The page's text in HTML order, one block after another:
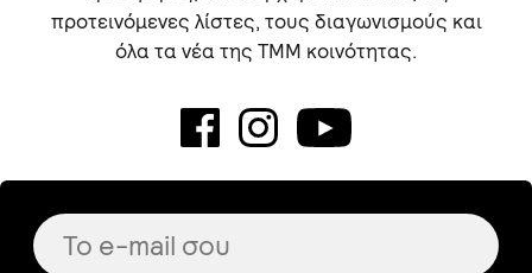
προτεινόμενες λίστες, τους διαγωνισμούς και
όλα τα νέα της TMM κοινότητας.